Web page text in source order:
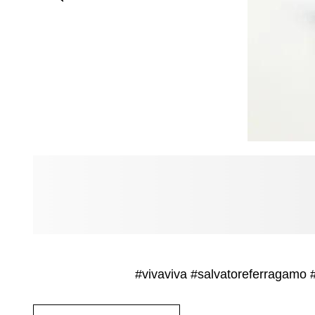
#vivaviva #salvatoreferragamo